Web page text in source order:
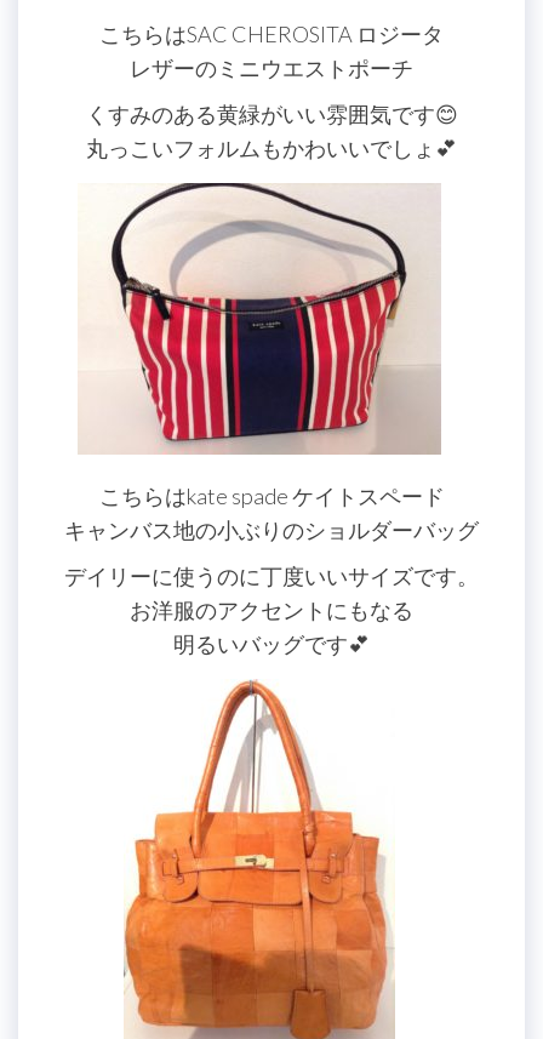
こちらはSAC CHEROSITA ロジータ
レザーのミニウエストポーチ
くすみのある黄緑がいい雰囲気です😊
丸っこいフォルムもかわいいでしょ💕
こちらはkate spade ケイトスペード
キャンバス地の小ぶりのショルダーバッグ
デイリーに使うのに丁度いいサイズです。
お洋服のアクセントにもなる
明るいバッグです💕